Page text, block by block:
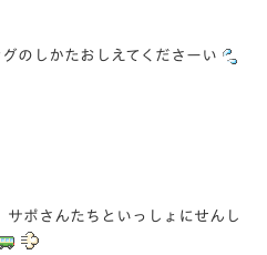
のしかたおしえてくださーい
サポさんたちといっしょにせんし